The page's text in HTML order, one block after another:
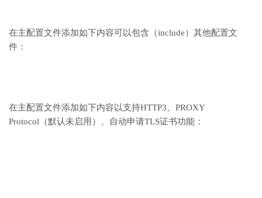
在主配置文件添加如下内容可以包含（include）其他配置文
件：
在主配置文件添加如下内容以支持HTTP3、PROXY
Protocol（默认未启用）、自动申请TLS证书功能：